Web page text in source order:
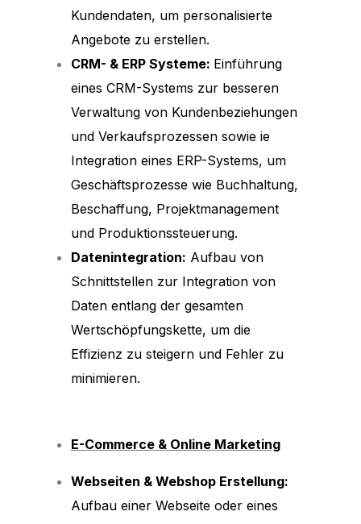
Kundendaten, um personalisierte
Angebote zu erstellen.
CRM- & ERP Systeme: Einführung
eines CRM-Systems zur besseren
Verwaltung von Kundenbeziehungen
und Verkaufsprozessen sowie ie
Integration eines ERP-Systems, um
Geschäftsprozesse wie Buchhaltung,
Beschaffung, Projektmanagement
und Produktionssteuerung.
Datenintegration: Aufbau von
Schnittstellen zur Integration von
Daten entlang der gesamten
Wertschöpfungskette, um die
Effizienz zu steigern und Fehler zu
minimieren.
E-Commerce & Online Marketing
Webseiten & Webshop Erstellung:
Aufbau einer Webseite oder eines